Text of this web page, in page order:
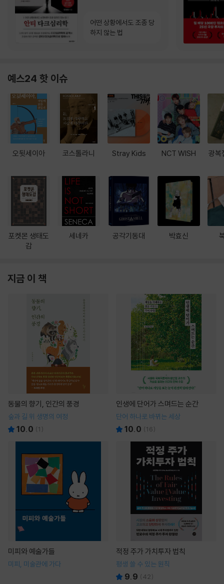
어떤 상황에서도 조종 당
하지 않는 법
예스24 핫 이슈
오뒷세이아
포켓몬 생태도
감
코스톨라니
세네카
Stray Kids
공각기동대
NCT WISH
박효신
광복
지금 이 책
동물의 향기, 인간의 풍경
숲과 길 위 생명의 여정
10.0 (1 )
인생에 단어가 스며드는 순간
단어 하나로 바뀌는 세상
10.0 (16)
미피와 예술가들
미피, 미술관에 가다
적정 주가 가치투자 법칙
평생 쓸 수 있는 원칙
9.9 (42)